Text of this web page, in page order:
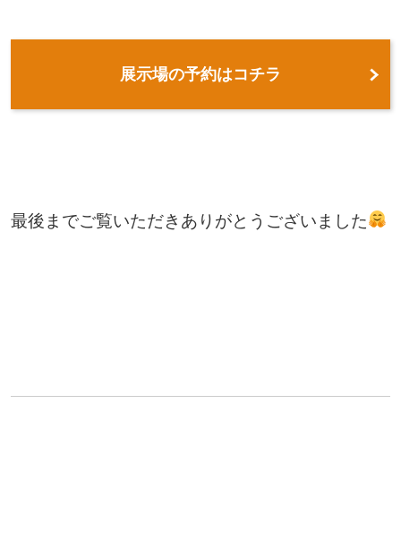
展示場の予約はコチラ
最後までご覧いただきありがとうございました